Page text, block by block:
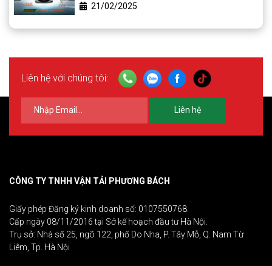
21/02/2025
Liên hệ với chúng tôi:
Liên hệ
CÔNG TY TNHH VẬN TẢI PHƯƠNG BÁCH
Giấy phép Đăng ký kinh doanh số: 0107550768.
Cấp ngày 08/11/2016 tại Sở kế hoạch đầu tư Hà Nội.
Trụ sở: Nhà số 25, ngõ 122, phố Do Nha, P. Tây Mỗ, Q. Nam Từ
Liêm, Tp. Hà Nội